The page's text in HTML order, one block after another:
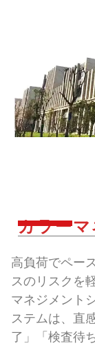
カラーマ
高負荷でペー
スのリスクを
マネジメント
ステムは、直
了」「検査待